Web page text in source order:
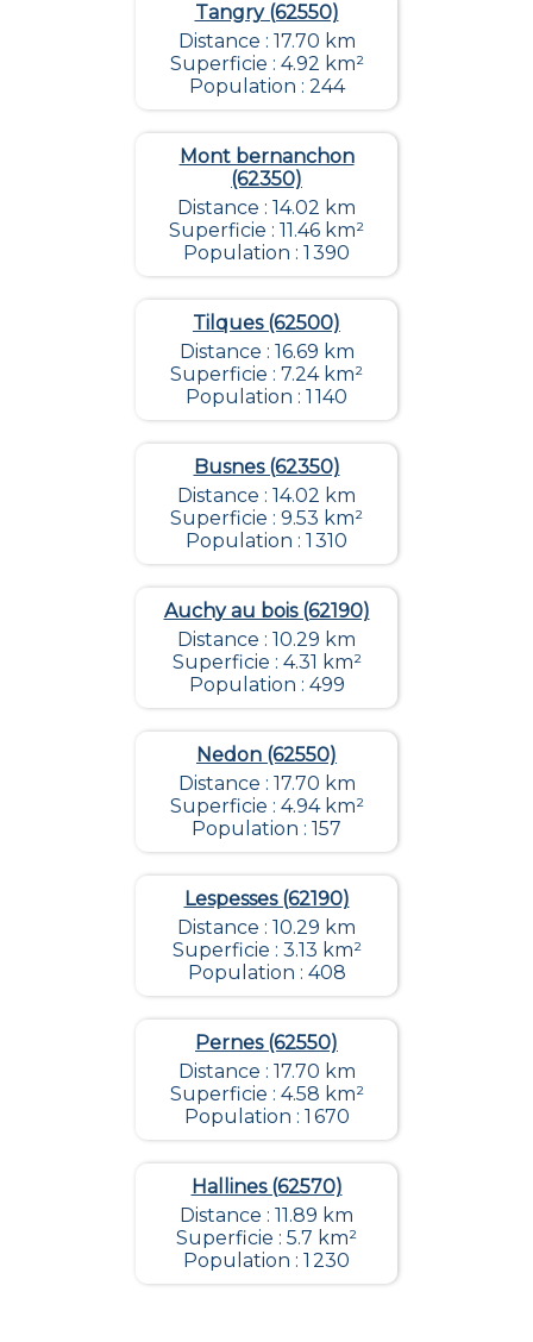
Tangry (62550)
Distance : 17.70 km
Superficie : 4.92 km²
Population : 244
Mont bernanchon
(62350)
Distance : 14.02 km
Superficie : 11.46 km²
Population : 1 390
Tilques (62500)
Distance : 16.69 km
Superficie : 7.24 km²
Population : 1 140
Busnes (62350)
Distance : 14.02 km
Superficie : 9.53 km²
Population : 1 310
Auchy au bois (62190)
Distance : 10.29 km
Superficie : 4.31 km²
Population : 499
Nedon (62550)
Distance : 17.70 km
Superficie : 4.94 km²
Population : 157
Lespesses (62190)
Distance : 10.29 km
Superficie : 3.13 km²
Population : 408
Pernes (62550)
Distance : 17.70 km
Superficie : 4.58 km²
Population : 1 670
Hallines (62570)
Distance : 11.89 km
Superficie : 5.7 km²
Population : 1 230